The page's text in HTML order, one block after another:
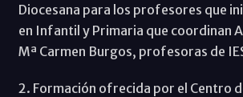
Diocesana para los profesores que
en Infantil y Primaria que coordinan
Mª Carmen Burgos, profesoras de
2. Formación ofrecida por el Centro